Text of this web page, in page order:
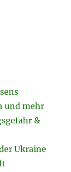
und mehr
&
Ukraine